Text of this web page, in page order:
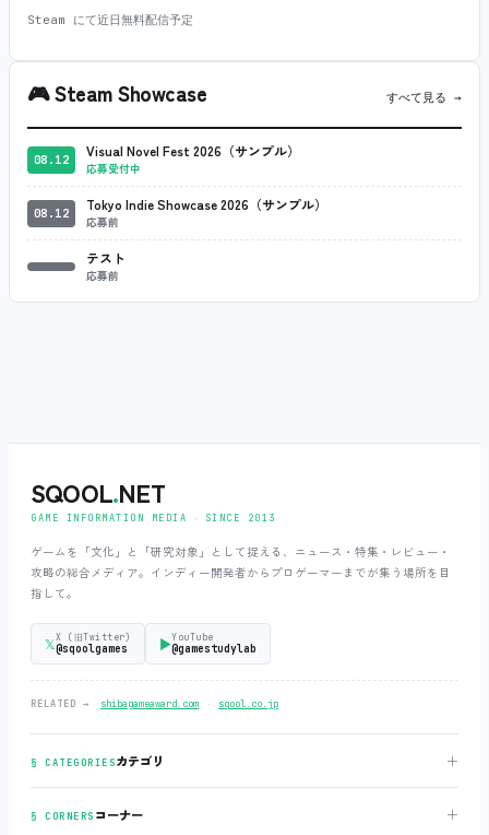
Steam にて近日無料配信予定
🎮Steam Showcase すべて見る →
08.12 Visual Novel Fest 2026（サンプル）
応募受付中
08.12 Tokyo Indie Showcase 2026（サンプル）
応募前
テスト
応募前
SQOOL.NET
GAME INFORMATION MEDIA ‧ SINCE 2013
ゲームを「文化」と「研究対象」として捉える、ニュース・特集・レビュー・
攻略の総合メディア。インディー開発者からプロゲーマーまでが集う場所を目
指して。
𝕏X (旧Twitter)
@sqoolgames ▶YouTube
@gamestudylab
RELATED → shibagameaward.com ‧ sqool.co.jp
§ CATEGORIESカテゴリ ＋
§ CORNERS コーナー ＋